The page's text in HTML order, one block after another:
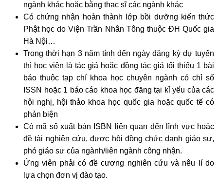
ngành khác hoặc bằng thạc sĩ các ngành khác
Có chứng nhận hoàn thành lớp bồi dưỡng kiến thức
Phật học do Viện Trần Nhân Tông thuộc ĐH Quốc gia
Hà Nội…
Trong thời hạn 3 năm tính đến ngày đăng ký dự tuyển
thì học viên là tác giả hoặc đồng tác giả tối thiểu 1 bài
báo thuộc tạp chí khoa học chuyên ngành có chỉ số
ISSN hoặc 1 báo cáo khoa học đăng tại kỉ yếu của các
hội nghị, hội thảo khoa học quốc gia hoặc quốc tế có
phản biện
Có mã số xuất bản ISBN liên quan đến lĩnh vực hoặc
đề tài nghiên cứu, được hội đồng chức danh giáo sư,
phó giáo sư của ngành/liên ngành công nhận.
Ứng viên phải có đề cương nghiên cứu và nêu lí do
lựa chọn đơn vị đào tạo.